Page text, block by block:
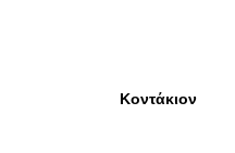
Κοντάκιον